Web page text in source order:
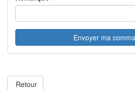
Retour